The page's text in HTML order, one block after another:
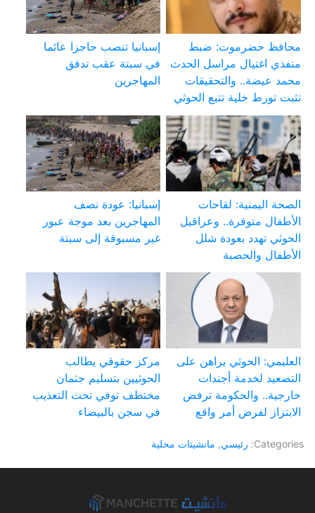
محافظ حضرموت: ضبط
منفذي اغتيال مراسل الحدث
محمد عيضة.. والتحقيقات
تثبت تورط خلية تتبع الحوثي
إسبانيا تنصب حاجزا عائما
في سبتة عقب تدفق
المهاجرين
الصحة اليمنية: لقاحات
الأطفال متوفرة.. وعراقيل
الحوثي تهدد بعودة شلل
الأطفال والحصبة
إسبانيا: عودة نصف
المهاجرين بعد موجة عبور
غير مسبوقة إلى سبتة
العليمي: الحوثي يراهن على
التصعيد لخدمة أجندات
خارجية.. والحكومة ترفض
الابتزاز لفرض أمر واقع
مركز حقوقي يطالب
الحوثيين بتسليم جثمان
مختطف توفي تحت التعذيب
في سجن بالبيضاء
Categories: رئيسي, مانشيتات محلية